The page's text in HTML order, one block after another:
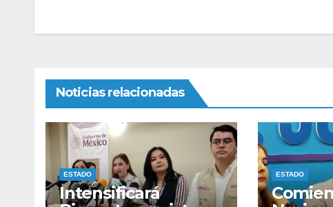
Noticias relacionadas
ESTADO
Intensificará
ESTADO